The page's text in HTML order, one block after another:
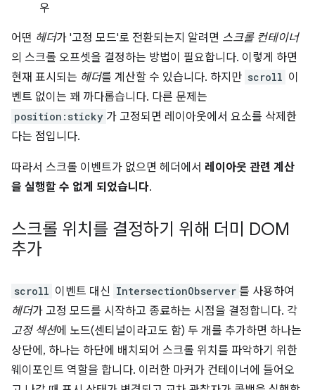
우
어떤 헤더가 '고정 모드'로 전환되는지 알려면 스크롤 컨테이너
의 스크롤 오프셋을 결정하는 방법이 필요합니다. 이렇게 하면
현재 표시되는 헤더를 계산할 수 있습니다. 하지만 scroll 이
벤트 없이는 꽤 까다롭습니다. 다른 문제는
position:sticky 가 고정되면 레이아웃에서 요소를 삭제한
다는 점입니다.
따라서 스크롤 이벤트가 없으면 헤더에서 레이아웃 관련 계산
을 실행할 수 없게 되었습니다.
스크롤 위치를 결정하기 위해 더미 DOM
추가
scroll 이벤트 대신 IntersectionObserver 를 사용하여
헤더가 고정 모드를 시작하고 종료하는 시점을 결정합니다. 각
고정 섹션에 노드(센티널이라고도 함) 두 개를 추가하면 하나는
상단에, 하나는 하단에 배치되어 스크롤 위치를 파악하기 위한
웨이포인트 역할을 합니다. 이러한 마커가 컨테이너에 들어오